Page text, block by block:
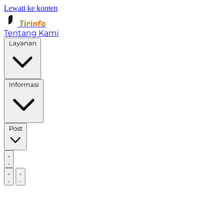
Lewati ke konten
Tirinfo
Tentang Kami
Post